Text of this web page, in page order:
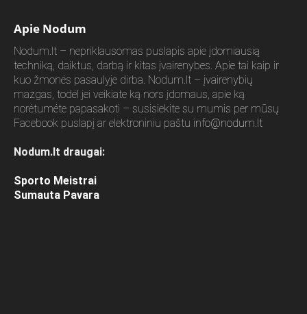
Apie Nodum
Nodum.lt – nepriklausomas puslapis apie įdomiausią
techniką, daiktus, darbą ir kitas įvairenybes. Apie tai kaip ir
kuo žmonės pasaulyje dirba. Nodum.lt – įvairenybių
mazgas, todėl jei veikiate ką nors įdomaus, apie ką
norėtumėte papasakoti – susisiekite su mumis per mūsų
Facebook puslapį ar elektroniniu paštu info@nodum.lt
Nodum.lt draugai:
Sporto Meistrai
Sumauta Pavara